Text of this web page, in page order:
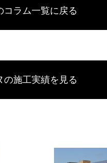
コラム一覧に戻る
の施工実績を見る